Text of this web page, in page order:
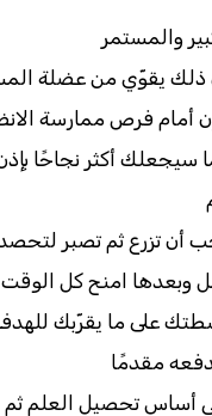
والمستمر
ذلك يقوّي من عضلة
أمام فرص ممارسة
أكثر نجاحًا
أن تزرع ثم تصبر
وبعدها امنح كل الوقت
على ما يقرّبك
مقدمًا
هي أساس تحصيل العلم